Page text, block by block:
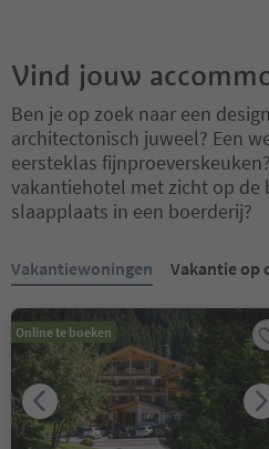
Vind jouw
Ben je op zoek naar een
architectonisch juweel? Een
eersteklas
vakantiehotel met zicht op de
slaapplaats in een boerderij?
Vakantiewoningen Vakantie op
Online te boeken